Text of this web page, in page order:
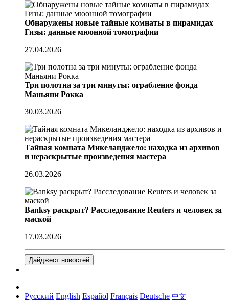
Обнаружены новые тайные комнаты в пирамидах
Гизы: данные мюонной томографии
27.04.2026
Три полотна за три минуты: ограбление фонда
Маньяни Рокка
30.03.2026
Тайная комната Микеланджело: находка из архивов
и нераскрытые произведения мастера
26.03.2026
Banksy раскрыт? Расследование Reuters и человек за
маской
17.03.2026
Дайджест новостей
Русский English Español Français Deutsche 中文